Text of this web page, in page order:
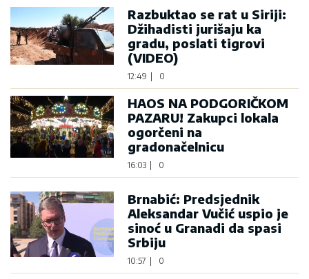
Razbuktao se rat u Siriji:
Džihadisti jurišaju ka
gradu, poslati tigrovi
(VIDEO)
12:49 0
HAOS NA PODGORIČKOM
PAZARU! Zakupci lokala
ogorčeni na
gradonačelnicu
16:03 0
Brnabić: Predsjednik
Aleksandar Vučić uspio je
sinoć u Granadi da spasi
Srbiju
10:57 0